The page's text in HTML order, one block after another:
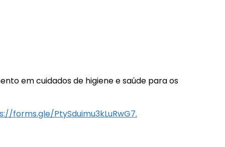
em cuidados de higiene e saúde para os
forms.gle/PtySduimu3kLuRwG7.